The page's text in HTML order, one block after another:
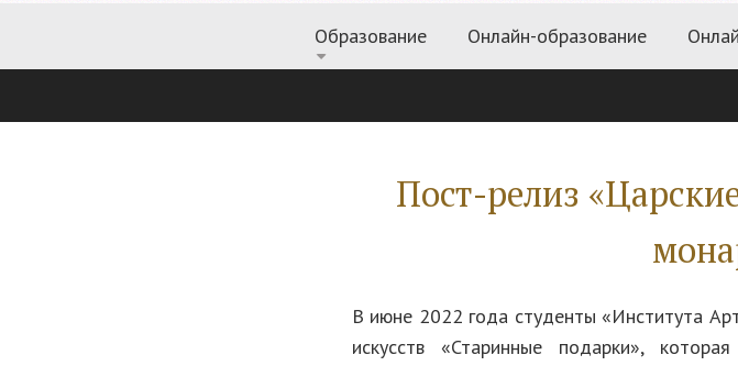
Образование Онлайн-образование
Пост-релиз
В июне 2022 года студенты «Института
искусств «Старинные подарки»,